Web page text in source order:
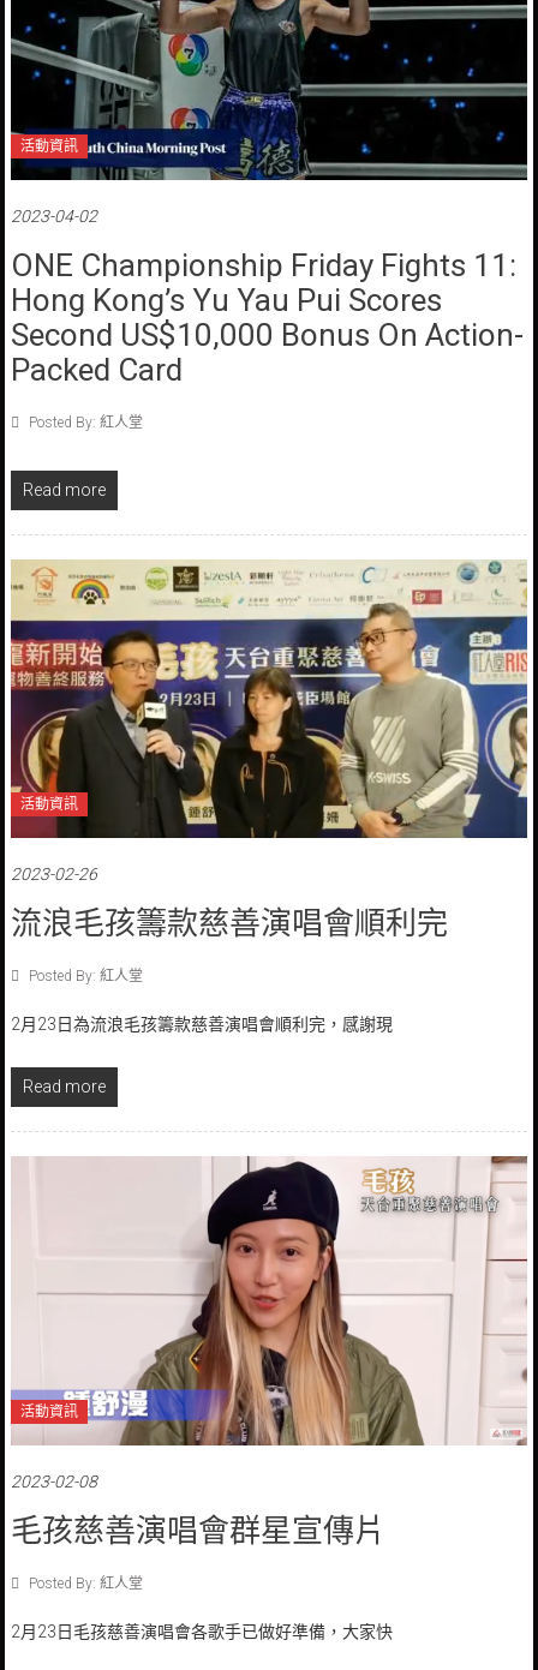
活動資訊
2023-04-02
ONE Championship Friday Fights 11:
Hong Kong’s Yu Yau Pui Scores
Second US$10,000 Bonus On Action-
Packed Card
Posted By: 紅人堂
Read more
活動資訊
2023-02-26
流浪毛孩籌款慈善演唱會順利完
Posted By: 紅人堂
2月23日為流浪毛孩籌款慈善演唱會順利完，感謝現
Read more
活動資訊
2023-02-08
毛孩慈善演唱會群星宣傳片
Posted By: 紅人堂
2月23日毛孩慈善演唱會各歌手已做好準備，大家快